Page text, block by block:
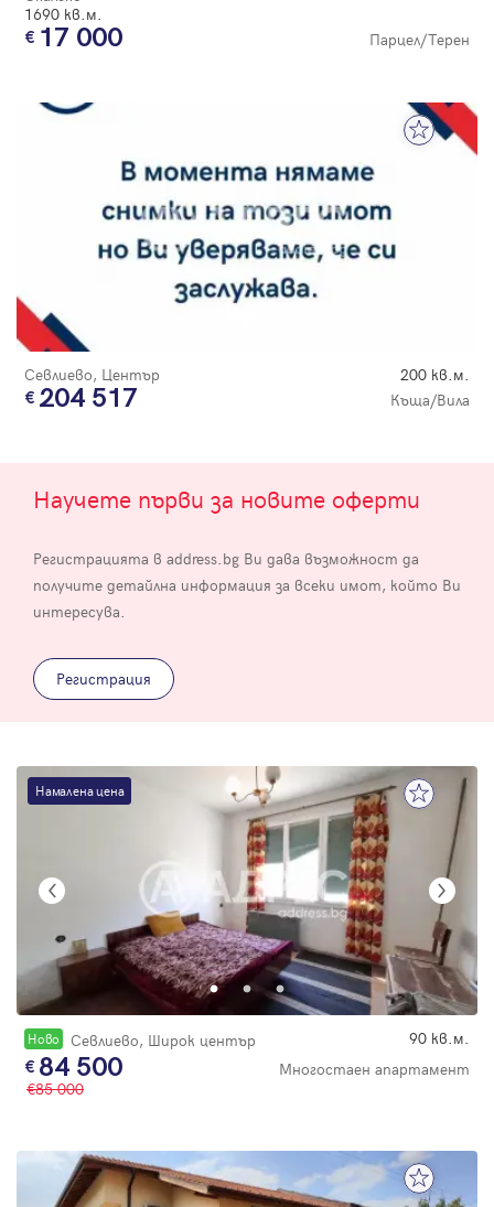
1690 кв.м.
17 000 Парцел/Терен
Севлиево, Център 200 кв.м.
204 517 Къща/Вила
Научете първи за новите оферти
Регистрацията в address.bg Ви дава възможност да
получите детайлна информация за всеки имот, който Ви
интересува.
Регистрация
Намалена цена
Новo Севлиево, Широк център 90 кв.м.
84 500
Многостаен апартамент
85 000